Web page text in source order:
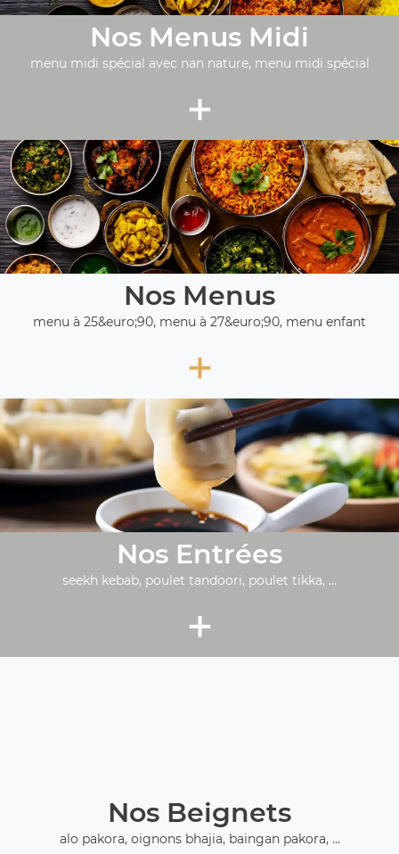
Nos Menus Midi
menu midi spécial avec nan nature, menu midi spécial
+
Nos Menus
menu à 25&euro;90, menu à 27&euro;90, menu enfant
+
Nos Entrées
seekh kebab, poulet tandoori, poulet tikka, ...
+
Nos Beignets
alo pakora, oignons bhajia, baingan pakora, ...